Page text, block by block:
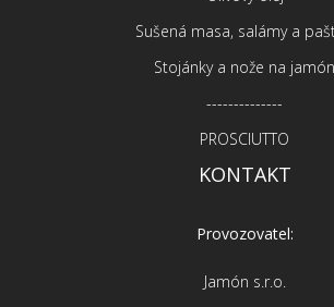
Sušená masa, salámy a
Stojánky a nože na jamón
--------------
PROSCIUTTO
KONTAKT
Provozovatel:
Jamón s.r.o.